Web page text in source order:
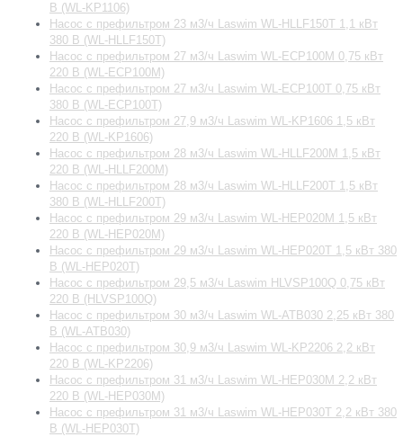
В (WL-KP1106)
Насос с префильтром 23 м3/ч Laswim WL-HLLF150T 1,1 кВт
380 В (WL-HLLF150T)
Насос с префильтром 27 м3/ч Laswim WL-ECP100M 0,75 кВт
220 В (WL-ECP100M)
Насос с префильтром 27 м3/ч Laswim WL-ECP100T 0,75 кВт
380 В (WL-ECP100T)
Насос с префильтром 27,9 м3/ч Laswim WL-KP1606 1,5 кВт
220 В (WL-KP1606)
Насос с префильтром 28 м3/ч Laswim WL-HLLF200M 1,5 кВт
220 В (WL-HLLF200M)
Насос с префильтром 28 м3/ч Laswim WL-HLLF200T 1,5 кВт
380 В (WL-HLLF200T)
Насос с префильтром 29 м3/ч Laswim WL-HEP020M 1,5 кВт
220 В (WL-HEP020M)
Насос с префильтром 29 м3/ч Laswim WL-HEP020T 1,5 кВт 380
В (WL-HEP020T)
Насос с префильтром 29,5 м3/ч Laswim HLVSP100Q 0,75 кВт
220 В (HLVSP100Q)
Насос с префильтром 30 м3/ч Laswim WL-ATB030 2,25 кВт 380
В (WL-ATB030)
Насос с префильтром 30,9 м3/ч Laswim WL-KP2206 2,2 кВт
220 В (WL-KP2206)
Насос с префильтром 31 м3/ч Laswim WL-HEP030M 2,2 кВт
220 В (WL-HEP030M)
Насос с префильтром 31 м3/ч Laswim WL-HEP030T 2,2 кВт 380
В (WL-HEP030T)